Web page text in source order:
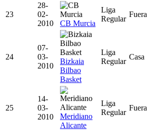
23
28-
02-
2010
CB Murcia
Liga
Regular
Fuera
24
07-
03-
2010
Bizkaia
Bilbao
Basket
Liga
Regular
Casa
25
14-
03-
2010
Meridiano
Alicante
Liga
Regular
Fuera